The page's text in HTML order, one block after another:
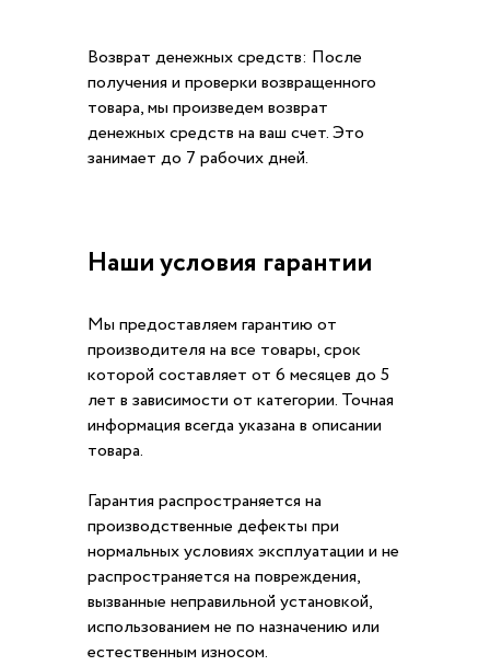
Возврат денежных средств: После
получения и проверки возвращенного
товара, мы произведем возврат
денежных средств на ваш счет. Это
занимает до 7 рабочих дней.
Наши условия гарантии
Мы предоставляем гарантию от
производителя на все товары, срок
которой составляет от 6 месяцев до 5
лет в зависимости от категории. Точная
информация всегда указана в описании
товара.
Гарантия распространяется на
производственные дефекты при
нормальных условиях эксплуатации и не
распространяется на повреждения,
вызванные неправильной установкой,
использованием не по назначению или
естественным износом.